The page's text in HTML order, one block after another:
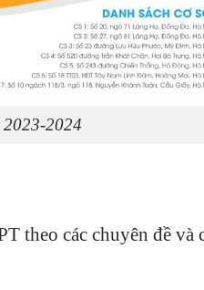
2024
theo các chuyên đề và